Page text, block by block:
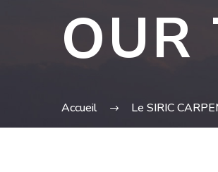
OUR
Accueil Le SIRIC